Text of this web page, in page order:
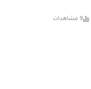
9 مشاهدات